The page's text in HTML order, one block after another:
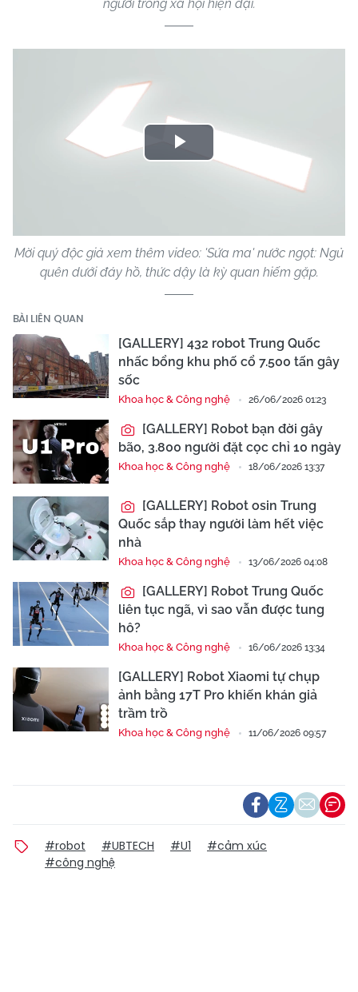
người trong xã hội hiện đại.
Play
Mời quý độc giả xem thêm video: 'Sứa ma' nước ngọt: Ngủ
quên dưới đáy hồ, thức dậy là kỳ quan hiếm gặp.
BÀI LIÊN QUAN
[GALLERY] 432 robot Trung Quốc
nhấc bổng khu phố cổ 7.500 tấn gây
sốc
Khoa học & Công nghệ 26/06/2026 01:23
[GALLERY] Robot bạn đời gây
bão, 3.800 người đặt cọc chỉ 10 ngày
Khoa học & Công nghệ 18/06/2026 13:37
[GALLERY] Robot osin Trung
Quốc sắp thay người làm hết việc
nhà
Khoa học & Công nghệ 13/06/2026 04:08
[GALLERY] Robot Trung Quốc
liên tục ngã, vì sao vẫn được tung
hô?
Khoa học & Công nghệ 16/06/2026 13:34
[GALLERY] Robot Xiaomi tự chụp
ảnh bằng 17T Pro khiến khán giả
trầm trồ
Khoa học & Công nghệ 11/06/2026 09:57
#robot #UBTECH #U1
#cảm xúc
#công nghệ